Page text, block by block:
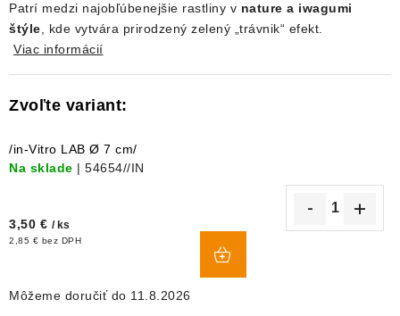
Patrí medzi najobľúbenejšie rastliny v nature a iwagumi
štýle , kde vytvára prirodzený zelený „trávnik“ efekt.
Viac informácií
/in-Vitro LAB Ø 7 cm/
Na sklade | 54654//IN
3,50 € / ks
2,85 € bez DPH
11.8.2026